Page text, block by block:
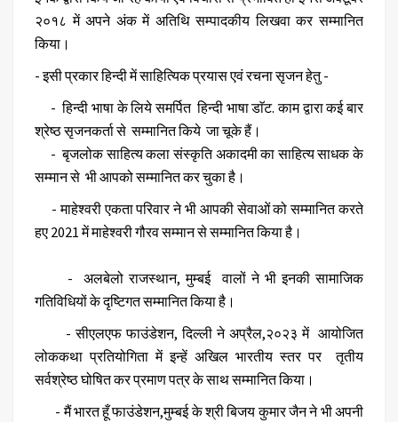
२०१८ में अपने अंक में अतिथि सम्पादकीय लिखवा कर सम्मानित
किया।
- इसी प्रकार हिन्दी में साहित्यिक प्रयास एवं रचना सृजन हेतु -
- हिन्दी भाषा के लिये समर्पित हिन्दी भाषा डाॅट. काम द्वारा कई बार
श्रेष्ठ सृजनकर्ता से सम्मानित किये जा चूके हैं।
- बृजलोक साहित्य कला संस्कृति अकादमी का साहित्य साधक के
सम्मान से भी आपको सम्मानित कर चुका है।
- माहेश्वरी एकता परिवार ने भी आपकी सेवाओं को सम्मानित करते
हए 2021 में माहेश्वरी गौरव सम्मान से सम्मानित किया है।
- अलबेलो राजस्थान, मुम्बई वालों ने भी इनकी सामाजिक
गतिविधियों के दृष्टिगत सम्मानित किया है।
- सीएलएफ फाउंडेशन, दिल्ली ने अप्रैल,२०२३ में आयोजित
लोककथा प्रतियोगिता में इन्हें अखिल भारतीय स्तर पर तृतीय
सर्वश्रेष्ठ घोषित कर प्रमाण पत्र के साथ सम्मानित किया।
- मैं भारत हूँ फाउंडेशन,मुम्बई के श्री बिजय कुमार जैन ने भी अपनी